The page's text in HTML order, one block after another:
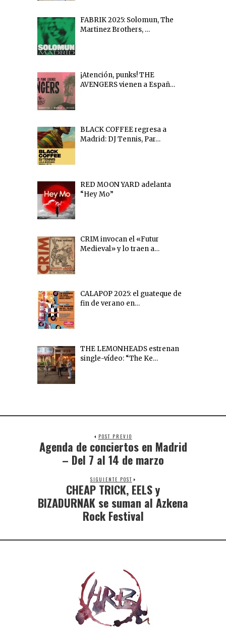
FABRIK 2025: Solomun, The
Martinez Brothers, …
¡Atención, punks! THE
AVENGERS vienen a Españ…
BLACK COFFEE regresa a
Madrid: DJ Tennis, Par…
RED MOON YARD adelanta
“Hey Mo”
CRIM invocan el «Futur
Medieval» y lo traen a…
CALAPOP 2025: el guateque de
fin de verano en…
THE LEMONHEADS estrenan
single-vídeo: “The Ke…
POST PREVIO
Agenda de conciertos en Madrid
– Del 7 al 14 de marzo
SIGUIENTE POST
CHEAP TRICK, EELS y
BIZADURNAK se suman al Azkena
Rock Festival